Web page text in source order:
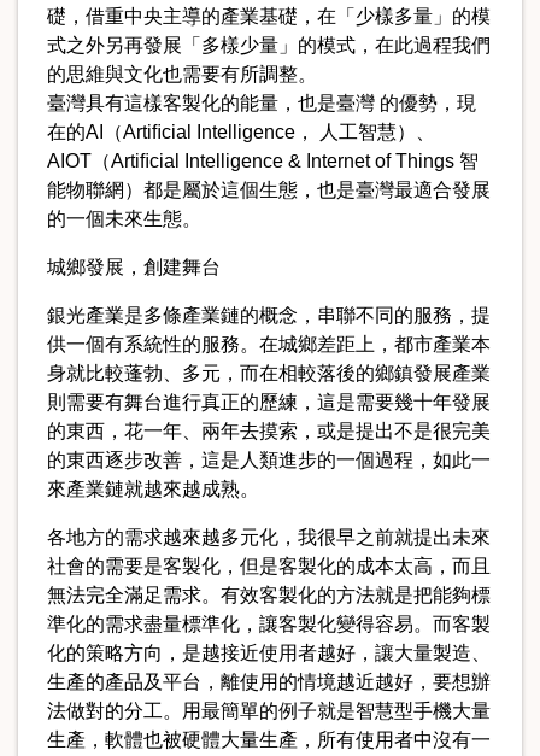
礎，借重中央主導的產業基礎，在「少樣多量」的模
式之外另再發展「多樣少量」的模式，在此過程我們
的思維與文化也需要有所調整。
臺灣具有這樣客製化的能量，也是臺灣 的優勢，現
在的AI（Artiﬁcial Intelligence， 人工智慧）、
AIOT（Artiﬁcial Intelligence & Internet of Things 智
能物聯網）都是屬於這個生態，也是臺灣最適合發展
的一個未來生態。
城鄉發展，創建舞台
銀光產業是多條產業鏈的概念，串聯不同的服務，提
供一個有系統性的服務。在城鄉差距上，都市產業本
身就比較蓬勃、多元，而在相較落後的鄉鎮發展產業
則需要有舞台進行真正的歷練，這是需要幾十年發展
的東西，花一年、兩年去摸索，或是提出不是很完美
的東西逐步改善，這是人類進步的一個過程，如此一
來產業鏈就越來越成熟。
各地方的需求越來越多元化，我很早之前就提出未來
社會的需要是客製化，但是客製化的成本太高，而且
無法完全滿足需求。有效客製化的方法就是把能夠標
準化的需求盡量標準化，讓客製化變得容易。而客製
化的策略方向，是越接近使用者越好，讓大量製造、
生產的產品及平台，離使用的情境越近越好，要想辦
法做對的分工。用最簡單的例子就是智慧型手機大量
生產，軟體也被硬體大量生產，所有使用者中沒有一